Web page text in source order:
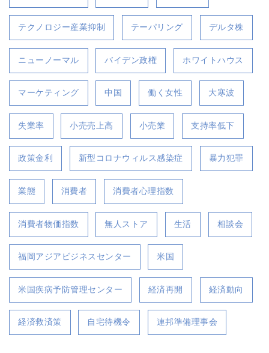
テクノロジー産業抑制 テーパリング デルタ株
ニューノーマル バイデン政権 ホワイトハウス
マーケティング 中国 働く女性 大寒波
失業率 小売売上高 小売業 支持率低下
政策金利 新型コロナウィルス感染症 暴力犯罪
業態 消費者 消費者心理指数
消費者物価指数 無人ストア 生活 相談会
福岡アジアビジネスセンター 米国
米国疾病予防管理センター 経済再開 経済動向
経済救済策 自宅待機令 連邦準備理事会